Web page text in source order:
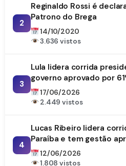
2
Reginaldo Rossi é
Patrono do Brega
14/10/2020
3.636 vistos
3
Lula lidera corrida
governo aprovado por
17/06/2026
2.449 vistos
4
Lucas Ribeiro lidera
Paraíba e tem gestão
DataTrends
12/06/2026
1.808 vistos